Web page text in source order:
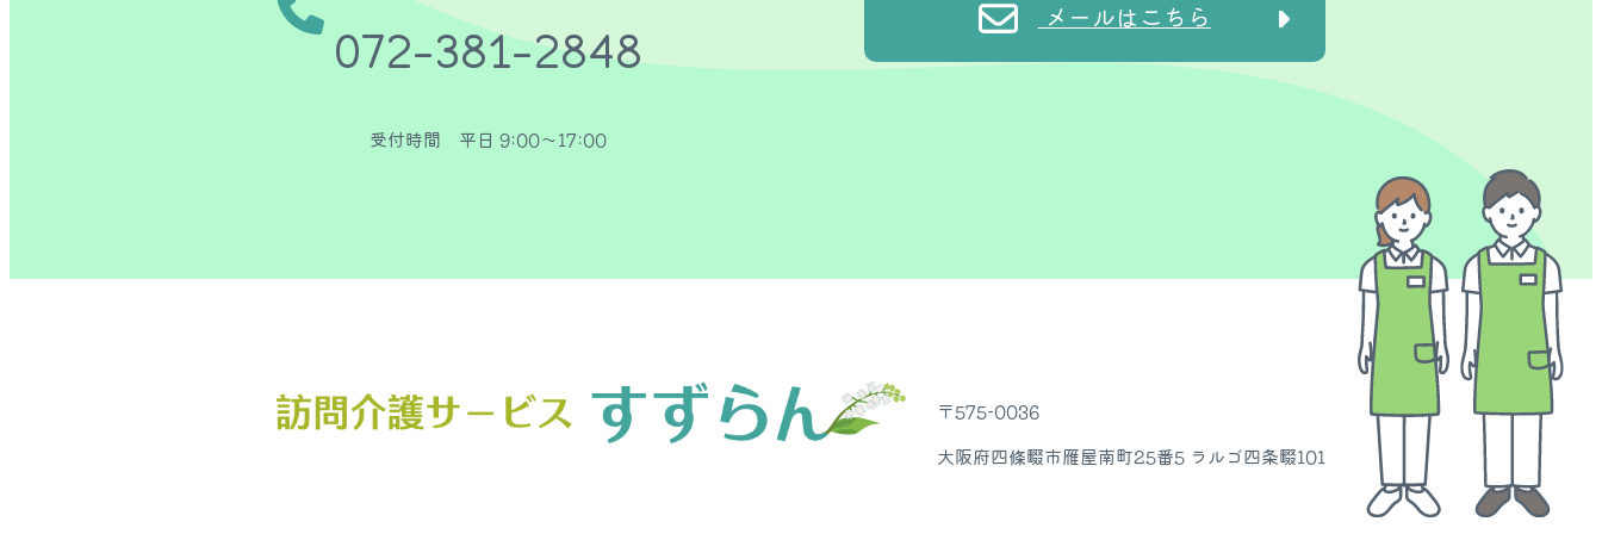
072-381-2848
受付時間 平日 9:00〜17:00
メールはこちら
〒575-0036
大阪府四條畷市雁屋南町25番5 ラルゴ四条畷101